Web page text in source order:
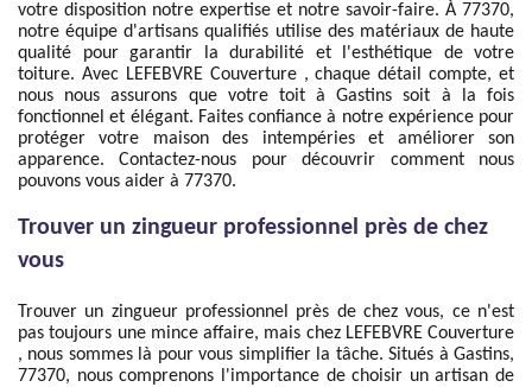
votre disposition notre expertise et notre savoir-faire. À 77370,
notre équipe d'artisans qualifiés utilise des matériaux de haute
qualité pour garantir la durabilité et l'esthétique de votre
toiture. Avec LEFEBVRE Couverture , chaque détail compte, et
nous nous assurons que votre toit à Gastins soit à la fois
fonctionnel et élégant. Faites confiance à notre expérience pour
protéger votre maison des intempéries et améliorer son
apparence. Contactez-nous pour découvrir comment nous
pouvons vous aider à 77370.
Trouver un zingueur professionnel près de chez
vous
Trouver un zingueur professionnel près de chez vous, ce n'est
pas toujours une mince affaire, mais chez LEFEBVRE Couverture
, nous sommes là pour vous simplifier la tâche. Situés à Gastins,
77370, nous comprenons l'importance de choisir un artisan de